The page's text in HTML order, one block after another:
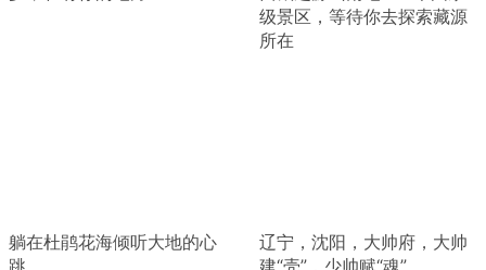
级景区，等待你去探索藏源
所在
躺在杜鹃花海倾听大地的心
辽宁，沈阳，大帅府，大帅